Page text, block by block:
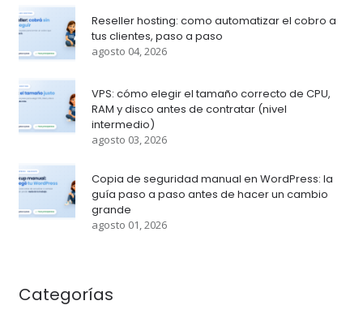
Reseller hosting: como automatizar el cobro a
tus clientes, paso a paso
agosto 04, 2026
VPS: cómo elegir el tamaño correcto de CPU,
RAM y disco antes de contratar (nivel
intermedio)
agosto 03, 2026
Copia de seguridad manual en WordPress: la
guía paso a paso antes de hacer un cambio
grande
agosto 01, 2026
Categorías